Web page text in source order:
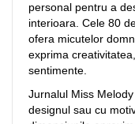
personal pentru a
interioara. Cele 80
ofera micutelor
exprima
sentimente.
Jurnalul Miss
designul sau cu